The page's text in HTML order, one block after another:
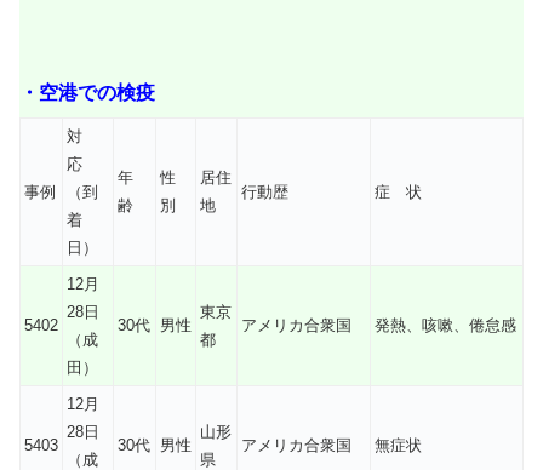
・空港での検疫
事例
対
応
（到
着
日）
年
齢
性
別
居住
地
行動歴 症 状
5402
12月
28日
（成
田）
30代 男性
東京
都
アメリカ合衆国 発熱、咳嗽、倦怠感
5403
12月
28日
（成
30代 男性
山形
県
アメリカ合衆国 無症状